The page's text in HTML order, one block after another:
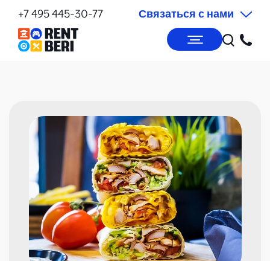
+7 495 445-30-77 Связаться с нами